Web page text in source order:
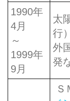
1990年
4月
～
1999年
9月
太
行
外
発